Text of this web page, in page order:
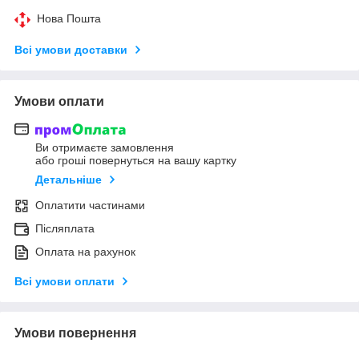
Нова Пошта
Всі умови доставки
Умови оплати
Ви отримаєте замовлення
або гроші повернуться на вашу картку
Детальніше
Оплатити частинами
Післяплата
Оплата на рахунок
Всі умови оплати
Умови повернення